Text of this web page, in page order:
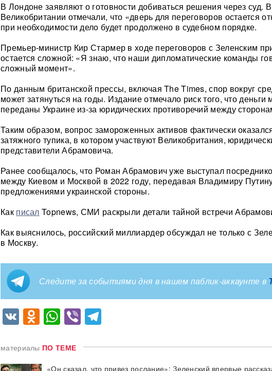
В Лондоне заявляют о готовности добиваться решения через суд.
Великобритании отмечали, что «дверь для переговоров остается
при необходимости дело будет продолжено в судебном порядке.
Премьер-министр Кир Стармер в ходе переговоров с Зеленским
остается сложной: «Я знаю, что наши дипломатические команды
сложный момент».
По данным британской прессы, включая The Times, спор вокруг
может затянуться на годы. Издание отмечало риск того, что деньги
переданы Украине из-за юридических противоречий между
Таким образом, вопрос замороженных активов фактически
затяжного тупика, в котором участвуют Великобритания,
представители Абрамовича.
Ранее сообщалось, что Роман Абрамович уже выступал
между Киевом и Москвой в 2022 году, передавая Владимиру
предложениями украинской стороны.
Как писал Topnews, СМИ раскрыли детали тайной встречи
Как выяснилось, российский миллиардер обсуждал не только с
в Москву.
Следите за событиями дня в нашем паблик-аккаунте в
VKOdnoklassniki
WhatsApp
Viber
материалы ПО ТЕМЕ
«Он сказал, что привез послание»: Зеленский впервые